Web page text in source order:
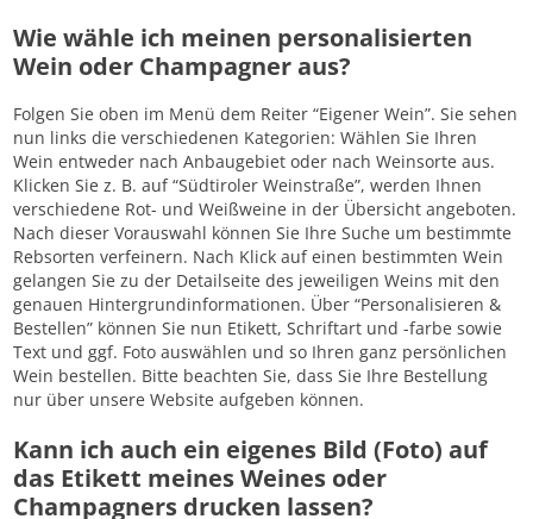
Wie wähle ich meinen personalisierten
Wein oder Champagner aus?
Folgen Sie oben im Menü dem Reiter “Eigener Wein”. Sie sehen
nun links die verschiedenen Kategorien: Wählen Sie Ihren
Wein entweder nach Anbaugebiet oder nach Weinsorte aus.
Klicken Sie z. B. auf “Südtiroler Weinstraße”, werden Ihnen
verschiedene Rot- und Weißweine in der Übersicht angeboten.
Nach dieser Vorauswahl können Sie Ihre Suche um bestimmte
Rebsorten verfeinern. Nach Klick auf einen bestimmten Wein
gelangen Sie zu der Detailseite des jeweiligen Weins mit den
genauen Hintergrundinformationen. Über “Personalisieren &
Bestellen” können Sie nun Etikett, Schriftart und -farbe sowie
Text und ggf. Foto auswählen und so Ihren ganz persönlichen
Wein bestellen. Bitte beachten Sie, dass Sie Ihre Bestellung
nur über unsere Website aufgeben können.
Kann ich auch ein eigenes Bild (Foto) auf
das Etikett meines Weines oder
Champagners drucken lassen?